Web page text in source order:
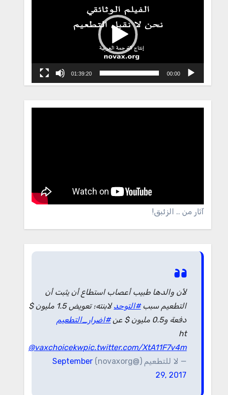
00:00
01:39:20
آثار من .. الزئبق!
لأن والدها طبيب أعصاب استطاع أن يثبت أن
التطعيم سبب#التوحد
لابنته؛ تعويض 1.5 مليون $
دفعة و0.5 مليون $ عن
#اضرار_التطعيم
ht
@vaxchoicekwpic.twitter.com/XtA11F7v4m
— لا للتطعيم (@novaxorg)
September
29, 2017